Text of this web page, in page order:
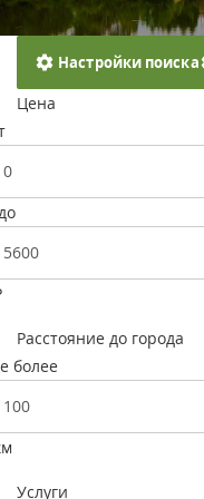
Настройки поиска
Цена
Расстояние до города
более
Услуги